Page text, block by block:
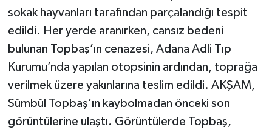
sokak hayvanları tarafından parçalandığı tespit
edildi. Her yerde aranırken, cansız bedeni
bulunan Topbaş’ın cenazesi, Adana Adli Tıp
Kurumu’nda yapılan otopsinin ardından, toprağa
verilmek üzere yakınlarına teslim edildi. AKŞAM,
Sümbül Topbaş’ın kaybolmadan önceki son
görüntülerine ulaştı. Görüntülerde Topbaş,